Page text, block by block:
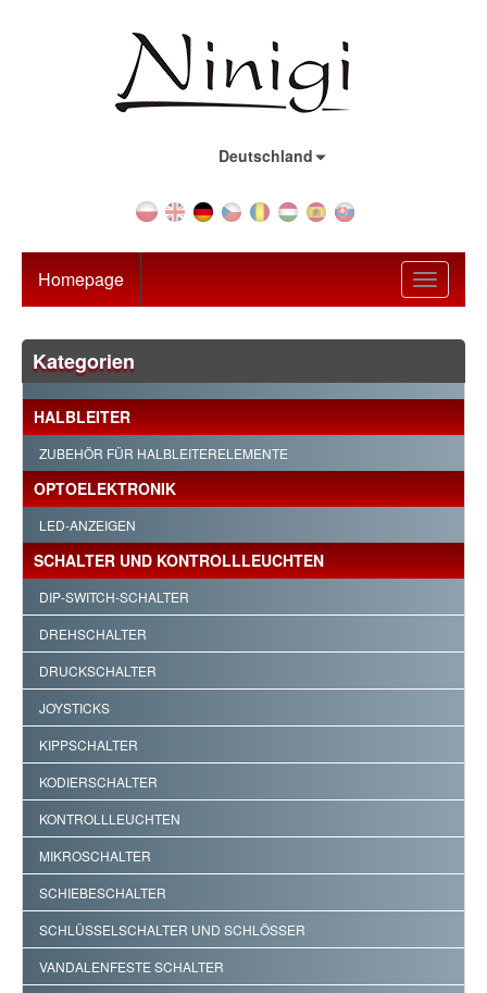
Deutschland
Toggle
Homepage
Kategorien
HALBLEITER
ZUBEHÖR FÜR HALBLEITERELEMENTE
OPTOELEKTRONIK
LED-ANZEIGEN
SCHALTER UND KONTROLLLEUCHTEN
DIP-SWITCH-SCHALTER
DREHSCHALTER
DRUCKSCHALTER
JOYSTICKS
KIPPSCHALTER
KODIERSCHALTER
KONTROLLLEUCHTEN
MIKROSCHALTER
SCHIEBESCHALTER
SCHLÜSSELSCHALTER UND SCHLÖSSER
VANDALENFESTE SCHALTER